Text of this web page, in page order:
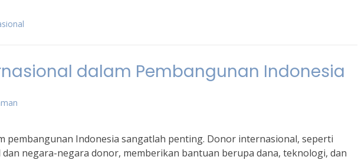
dalam Pembangunan Indonesia
pembangunan Indonesia sangatlah penting. Donor internasional, seperti
negara-negara donor, memberikan bantuan berupa dana, teknologi, dan